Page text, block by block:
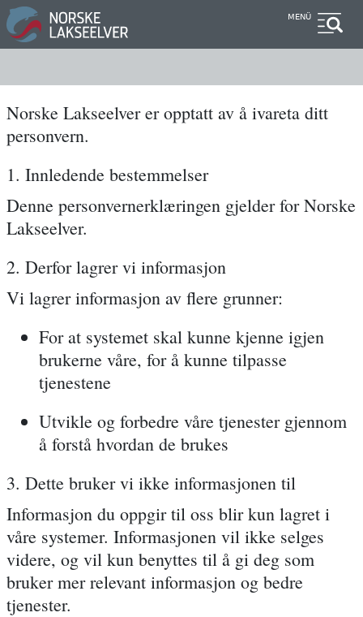
Direkt
zum
Inhalt
MENÜ
Norske Lakseelver er opptatt av å ivareta ditt
personvern.
1. Innledende bestemmelser
Denne personvernerklæringen gjelder for Norske
Lakseelver.
2. Derfor lagrer vi informasjon
Vi lagrer informasjon av flere grunner:
For at systemet skal kunne kjenne igjen
brukerne våre, for å kunne tilpasse
tjenestene
Utvikle og forbedre våre tjenester gjennom
å forstå hvordan de brukes
3. Dette bruker vi ikke informasjonen til
Informasjon du oppgir til oss blir kun lagret i
våre systemer. Informasjonen vil ikke selges
videre, og vil kun benyttes til å gi deg som
bruker mer relevant informasjon og bedre
tjenester.